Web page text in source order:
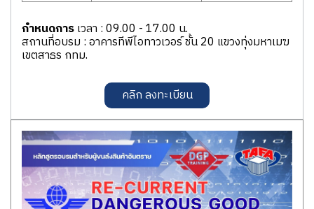
กำหนดการเวลา : 09.00 - 17.00 น.
สถานที่อบรม : อาคารทีพีไอทาวเวอร์ ชั้น 20 แขวงทุ่งมหาเมฆ
เขตสาธร กทม.
คลิก ลงทะเบียน